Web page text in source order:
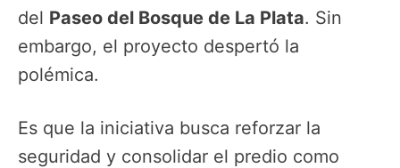
del Paseo del Bosque de La Plata. Sin
embargo, el proyecto despertó la
polémica.
Es que la iniciativa busca reforzar la
seguridad y consolidar el predio como